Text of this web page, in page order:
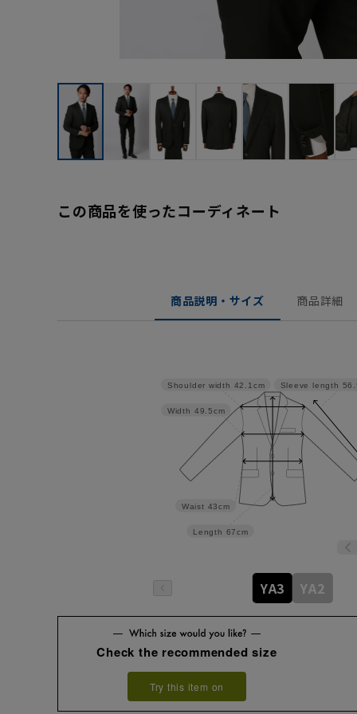
この商品を使ったコーディネート
商品説明・サイズ 商品詳細
Sleeve length
Length 67cm
Waist 43cm
Width 49.5cm
Shoulder width 42.1cm
YA3 YA2
Check the recommended size
Try this item on